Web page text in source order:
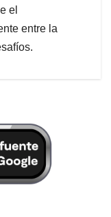
el
entre la